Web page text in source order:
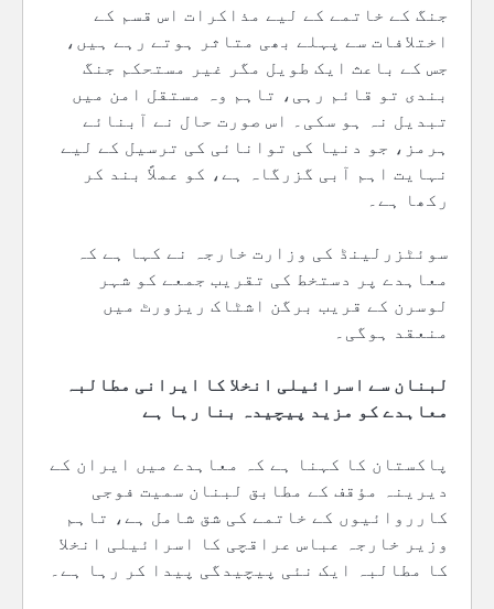
جنگ کے خاتمے کے لیے مذاکرات اس قسم کے
اختلافات سے پہلے بھی متاثر ہوتے رہے ہیں،
جس کے باعث ایک طویل مگر غیر مستحکم جنگ
بندی تو قائم رہی، تاہم وہ مستقل امن میں
تبدیل نہ ہو سکی۔ اس صورت حال نے آبنائے
ہرمز، جو دنیا کی توانائی کی ترسیل کے لیے
نہایت اہم آبی گزرگاہ ہے، کو عملاً بند کر
رکھا ہے۔
سوئٹزرلینڈ کی وزارت خارجہ نے کہا ہے کہ
معاہدے پر دستخط کی تقریب جمعے کو شہر
لوسرن کے قریب برگن اشٹاک ریزورٹ میں
منعقد ہوگی۔
لبنان سے اسرائیلی انخلا کا ایرانی مطالبہ
معاہدے کو مزید پیچیدہ بنا رہا ہے
پاکستان کا کہنا ہے کہ معاہدے میں ایران کے
دیرینہ مؤقف کے مطابق لبنان سمیت فوجی
کارروائیوں کے خاتمے کی شق شامل ہے، تاہم
وزیر خارجہ عباس عراقچی کا اسرائیلی انخلا
کا مطالبہ ایک نئی پیچیدگی پیدا کر رہا ہے۔